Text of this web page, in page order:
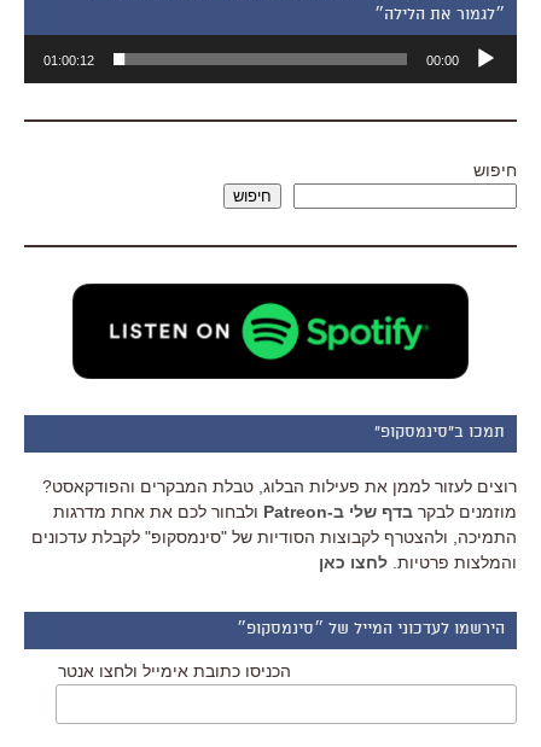
״לגמור את הלילה״
אודיו
00:00
01:00:12
חיפוש
חיפוש
תמכו ב"סינמסקופ"
רוצים לעזור לממן את פעילות הבלוג, טבלת המבקרים והפודקאסט?
מוזמנים לבקר בדף שלי ב-Patreon
ולבחור לכם את אחת מדרגות
התמיכה, ולהצטרף לקבוצות הסודיות של "סינמסקופ" לקבלת עדכונים
והמלצות פרטיות. לחצו כאן
הירשמו לעדכוני המייל של ״סינמסקופ״
הכניסו כתובת אימייל ולחצו אנטר